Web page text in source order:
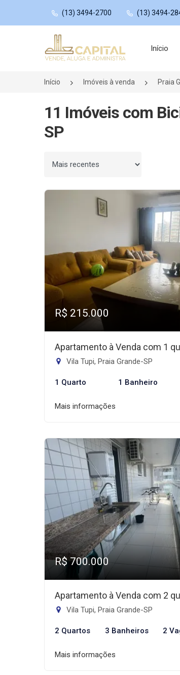
(13) 3494-2700 (13) 3494-
Página inicial
Início
Início Imóveis à venda Praia
11 Imóveis com
SP
Ordenar por
R$ 215.000
Apartamento à Venda com 1
Vila Tupi, Praia Grande-SP
1 Quarto 1 Banheiro
Mais informações
R$ 700.000
Apartamento à Venda com 2
Vila Tupi, Praia Grande-SP
2 Quartos 3 Banheiros 2
Mais informações